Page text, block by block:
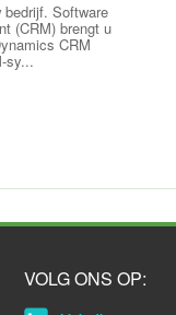
bedrijf. Software
(CRM) brengt u
CRM
sy...
VOLG ONS OP: